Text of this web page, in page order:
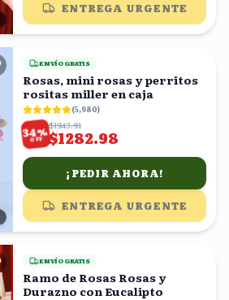
ENTREGA URGENTE
ENVÍO GRATIS
Rosas, mini rosas y perritos
rositas miller en caja
(5,980)
34%
OFF
$1943.91
$1282.98
¡PEDIR AHORA!
ENTREGA URGENTE
ENVÍO GRATIS
Ramo de Rosas Rosas y
Durazno con Eucalipto